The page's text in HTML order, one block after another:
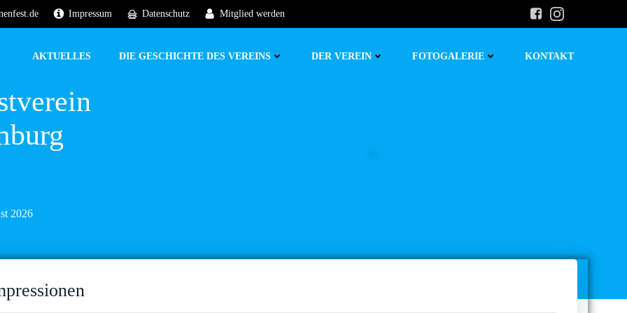
Impressum Datenschutz Mitglied werden
AKTUELLES DIE GESCHICHTE DES VEREINS DER VEREIN FOTOGALERIE KONTAKT
2026